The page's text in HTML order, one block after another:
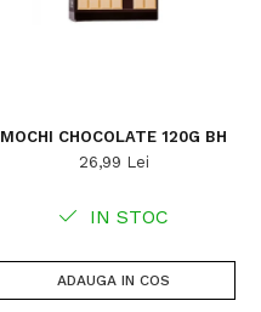
MOCHI CHOCOLATE 120G BH
26,99 Lei
IN STOC
ADAUGA IN COS